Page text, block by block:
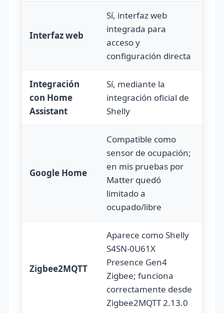
Interfaz web
Sí, interfaz web
integrada para
acceso y
configuración directa
Integración
con Home
Assistant
Sí, mediante la
integración oficial de
Shelly
Google Home
Compatible como
sensor de ocupación;
en mis pruebas por
Matter quedó
limitado a
ocupado/libre
Zigbee2MQTT
Aparece como Shelly
S4SN-0U61X
Presence Gen4
Zigbee; funciona
correctamente desde
Zigbee2MQTT 2.13.0